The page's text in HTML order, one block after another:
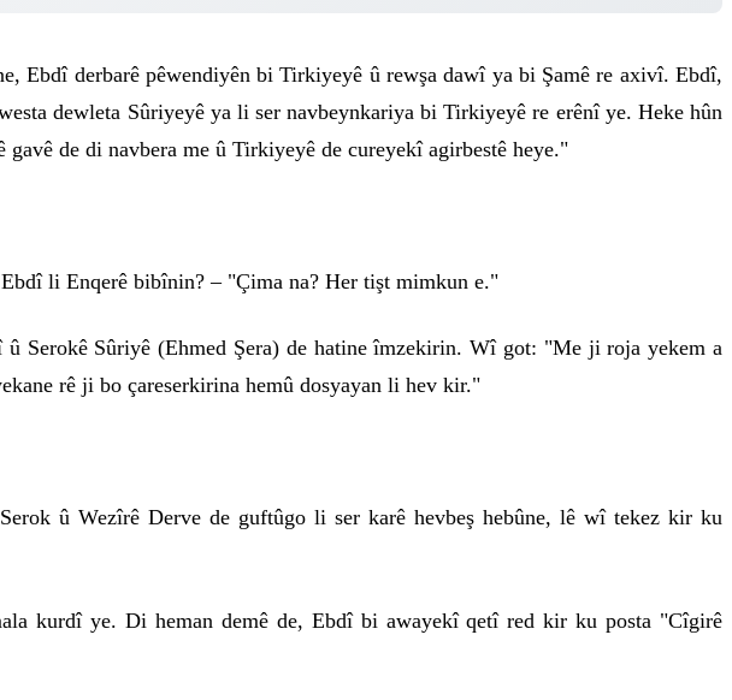
Ebdî derbarê pêwendiyên bi Tirkiyeyê û rewşa dawî ya bi Şamê re axivî. Ebdî,
dewleta Sûriyeyê ya li ser navbeynkariya bi Tirkiyeyê re erênî ye. Heke hûn
de di navbera me û Tirkiyeyê de cureyekî agirbestê heye."
li Enqerê bibînin? – "Çima na? Her tişt mimkun e."
Serokê Sûriyê (Ehmed Şera) de hatine îmzekirin. Wî got: "Me ji roja yekem a
rê ji bo çareserkirina hemû dosyayan li hev kir."
û Wezîrê Derve de guftûgo li ser karê hevbeş hebûne, lê wî tekez kir ku
kurdî ye. Di heman demê de, Ebdî bi awayekî qetî red kir ku posta "Cîgirê